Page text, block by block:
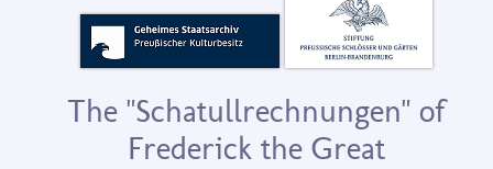
The "Schatullrechnungen" of
Frederick the Great